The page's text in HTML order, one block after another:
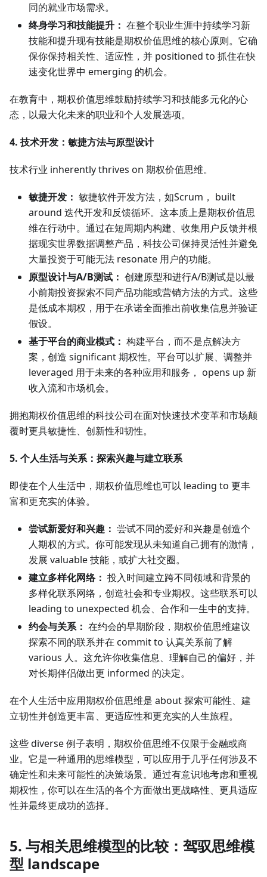
同的就业市场需求。
终身学习和技能提升： 在整个职业生涯中持续学习新
技能和提升现有技能是期权价值思维的核心原则。它确
保你保持相关性、适应性，并 positioned to 抓住在快
速变化世界中 emerging 的机会。
在教育中，期权价值思维鼓励持续学习和技能多元化的心
态，以最大化未来的职业和个人发展选项。
4. 技术开发：敏捷方法与原型设计
技术行业 inherently thrives on 期权价值思维。
敏捷开发： 敏捷软件开发方法，如Scrum， built
around 迭代开发和反馈循环。这本质上是期权价值思
维在行动中。通过在短周期内构建、收集用户反馈并根
据现实世界数据调整产品，科技公司保持灵活性并避免
大量投资于可能无法 resonate 用户的功能。
原型设计与A/B测试： 创建原型和进行A/B测试是以最
小前期投资探索不同产品功能或营销方法的方式。这些
是低成本期权，用于在承诺全面推出前收集信息并验证
假设。
基于平台的商业模式： 构建平台，而不是点解决方
案，创造 significant 期权性。平台可以扩展、调整并
leveraged 用于未来的各种应用和服务， opens up 新
收入流和市场机会。
拥抱期权价值思维的科技公司在面对快速技术变革和市场颠
覆时更具敏捷性、创新性和韧性。
5. 个人生活与关系：探索兴趣与建立联系
即使在个人生活中，期权价值思维也可以 leading to 更丰
富和更充实的体验。
尝试新爱好和兴趣： 尝试不同的爱好和兴趣是创造个
人期权的方式。你可能发现从未知道自己拥有的激情，
发展 valuable 技能，或扩大社交圈。
建立多样化网络： 投入时间建立跨不同领域和背景的
多样化联系网络，创造社会和专业期权。这些联系可以
leading to unexpected 机会、合作和一生中的支持。
约会与关系： 在约会的早期阶段，期权价值思维建议
探索不同的联系并在 commit to 认真关系前了解
various 人。这允许你收集信息、理解自己的偏好，并
对长期伴侣做出更 informed 的决定。
在个人生活中应用期权价值思维是 about 探索可能性、建
立韧性并创造更丰富、更适应性和更充实的人生旅程。
这些 diverse 例子表明，期权价值思维不仅限于金融或商
业。它是一种通用的思维模型，可以应用于几乎任何涉及不
确定性和未来可能性的决策场景。通过有意识地考虑和重视
期权性，你可以在生活的各个方面做出更战略性、更具适应
性并最终更成功的选择。
5. 与相关思维模型的比较：驾驭思维模
型 landscape